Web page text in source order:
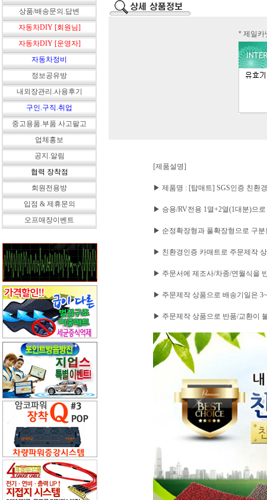
상품/배송문의.답변
자동차DIY [회원님]
자동차DIY [운영자]
자동차정비
정보공유방
내외장관리.사용후기
구인.구직.취업
중고용품.부품 사고팔고
업체홍보
공지.알림
협력 장착점
회원전용방
입점 & 제휴문의
오프매장이벤트
* 제일카
[제품설명]
▶ 제품명 : [탑매트] SGS인증 친환
▶ 승용/RV전용 1열+2열(1대분)으
▶ 순정확장형과 풀확장형으로 구분
▶ 친환경인증 카매트로 주문제작
▶ 주문서에 제조사/차종/연월식을
▶ 주문제작 상품으로 배송기일은
▶ 주문제작 상품으로 반품/교환이